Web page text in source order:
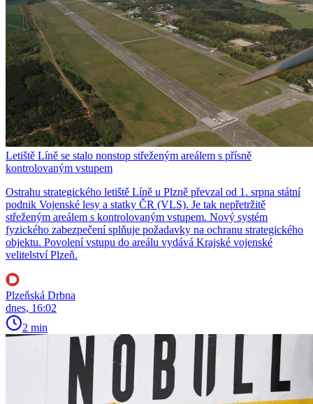
Letiště Líně se stalo nonstop střeženým areálem s přísně
kontrolovaným vstupem
Ostrahu strategického letiště Líně u Plzně převzal od 1. srpna státní
podnik Vojenské lesy a statky ČR (VLS). Je tak nepřetržitě
střeženým areálem s kontrolovaným vstupem. Nový systém
fyzického zabezpečení splňuje požadavky na ochranu strategického
objektu. Povolení vstupu do areálu vydává Krajské vojenské
velitelství Plzeň.
Plzeňská Drbna
dnes, 16:02
2 min